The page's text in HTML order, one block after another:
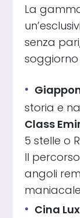
La
senza
soggiorno
storia e
Class
5 stelle o
Il
angoli
Cina